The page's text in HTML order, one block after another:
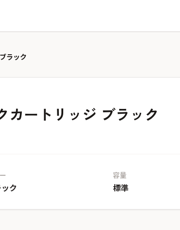
ラック
カートリッジ ブラック
ク
容量
標準